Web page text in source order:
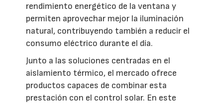
rendimiento energético de la ventana y
permiten aprovechar mejor la iluminación
natural, contribuyendo también a reducir el
consumo eléctrico durante el día.
Junto a las soluciones centradas en el
aislamiento térmico, el mercado ofrece
productos capaces de combinar esta
prestación con el control solar. En este